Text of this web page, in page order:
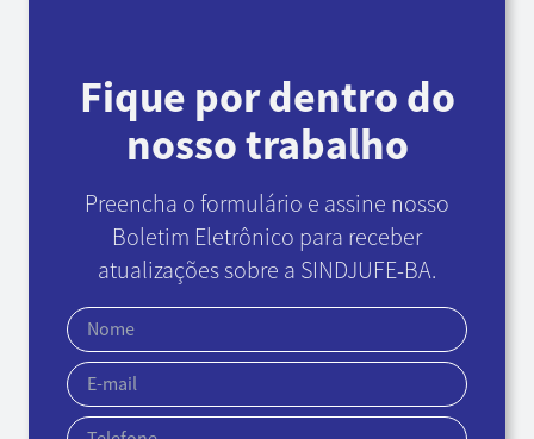
Fique por dentro do
nosso trabalho
Preencha o formulário e assine nosso
Boletim Eletrônico para receber
atualizações sobre a SINDJUFE-BA.